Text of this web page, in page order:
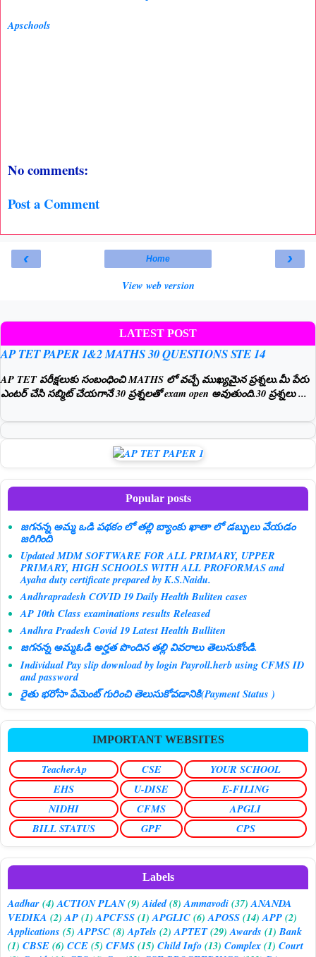
Apschools
No comments:
Post a Comment
‹ ›
Home
View web version
LATEST POST
AP TET PAPER 1&2 MATHS 30 QUESTIONS STE 14
AP TET పరీక్షలుకు సంబంధించి MATHS లో వచ్చే ముఖ్యమైన ప్రశ్నలు.మీ పేరు
ఎంటర్ చేసి సబ్మిట్ చేయగానే 30 ప్రశ్నలతో exam open అవుతుంది.30 ప్రశ్నలు ...
Popular posts
జగనన్న అమ్మ ఒడి పథకం లో తల్లి బ్యాంకు ఖాతా లో డబ్బులు వేయడం
జరిగింది
Updated MDM SOFTWARE FOR ALL PRIMARY, UPPER
PRIMARY, HIGH SCHOOLS WITH ALL PROFORMAS and
Ayaha duty certificate prepared by K.S.Naidu.
Andhrapradesh COVID 19 Daily Health Buliten cases
AP 10th Class examinations results Released
Andhra Pradesh Covid 19 Latest Health Bulliten
జగనన్న అమ్మఓడి అర్హత పొందిన తల్లి వివరాలు తెలుసుకోండి.
Individual Pay slip download by login Payroll.herb using CFMS ID
and password
రైతు భరోసా పేమెంట్ గురించి తెలుసుకోవడానికి(Payment Status )
IMPORTANT WEBSITES
TeacherAp CSE
YOUR SCHOOL
EHS
U-DISE
E-FILING
NIDHI
CFMS
APGLI
BILL STATUS
GPF CPS
Labels
Aadhar(4) ACTION PLAN(9) Aided(8) Ammavodi(37) ANANDA
VEDIKA (2) AP(1) APCFSS(1) APGLIC(6) APOSS(14) APP(2)
Applications (5) APPSC(8) ApTels (2) APTET(29) Awards (1) Bank
(1) CBSE(6) CCE(5) CFMS(15) Child Info(13) Complex(1) Court